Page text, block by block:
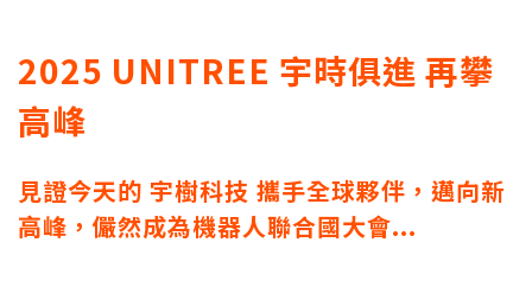
2025 UNITREE 宇時俱進 再攀
高峰
見證今天的 宇樹科技 攜手全球夥伴，邁向新
高峰，儼然成為機器人聯合國大會...